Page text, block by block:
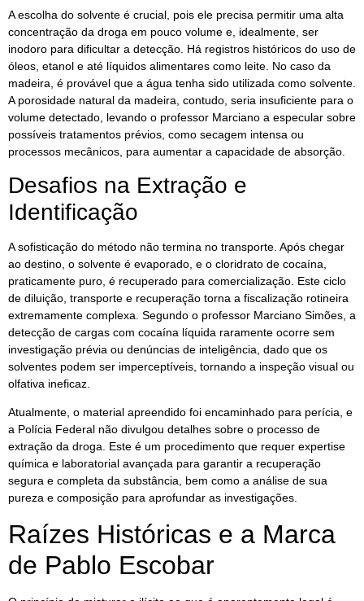
A escolha do solvente é crucial, pois ele precisa permitir uma alta
concentração da droga em pouco volume e, idealmente, ser
inodoro para dificultar a detecção. Há registros históricos do uso de
óleos, etanol e até líquidos alimentares como leite. No caso da
madeira, é provável que a água tenha sido utilizada como solvente.
A porosidade natural da madeira, contudo, seria insuficiente para o
volume detectado, levando o professor Marciano a especular sobre
possíveis tratamentos prévios, como secagem intensa ou
processos mecânicos, para aumentar a capacidade de absorção.
Desafios na Extração e
Identificação
A sofisticação do método não termina no transporte. Após chegar
ao destino, o solvente é evaporado, e o cloridrato de cocaína,
praticamente puro, é recuperado para comercialização. Este ciclo
de diluição, transporte e recuperação torna a fiscalização rotineira
extremamente complexa. Segundo o professor Marciano Simões, a
detecção de cargas com cocaína líquida raramente ocorre sem
investigação prévia ou denúncias de inteligência, dado que os
solventes podem ser imperceptíveis, tornando a inspeção visual ou
olfativa ineficaz.
Atualmente, o material apreendido foi encaminhado para perícia, e
a Polícia Federal não divulgou detalhes sobre o processo de
extração da droga. Este é um procedimento que requer expertise
química e laboratorial avançada para garantir a recuperação
segura e completa da substância, bem como a análise de sua
pureza e composição para aprofundar as investigações.
Raízes Históricas e a Marca
de Pablo Escobar